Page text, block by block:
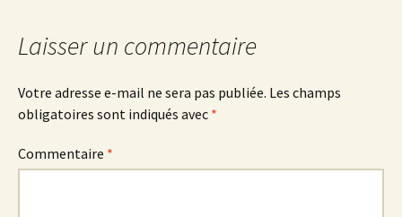
Laisser un commentaire
Votre adresse e-mail ne sera pas publiée. Les champs
obligatoires sont indiqués avec *
Commentaire *